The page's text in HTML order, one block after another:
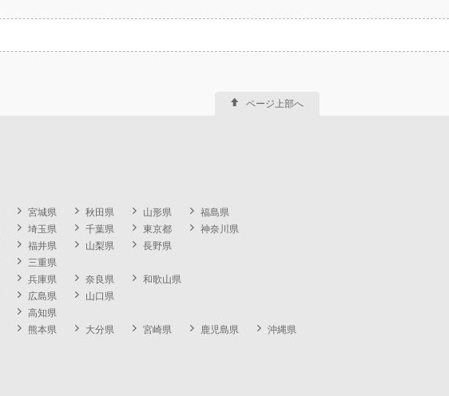
宮城県 秋田県 山形県
福島県
埼玉県 千葉県 東京都
神奈川県
福井県 山梨県
長野県
三重県
兵庫県 奈良県
和歌山県
広島県
山口県
高知県
熊本県 大分県 宮崎県 鹿児島県
沖縄県
ページ上部へ